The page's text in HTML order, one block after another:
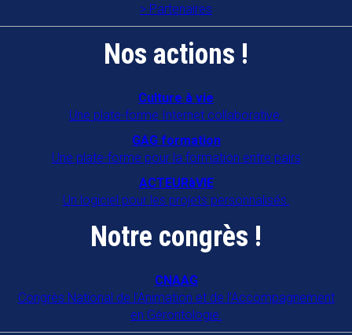
Partenaires
Nos actions !
Culture à vie
Une plate-forme Internet collaborative.
GAG formation
Une plate-forme pour la formation entre pairs
ACTEURàVIE
Un logiciel pour les projets personnalisés.
Notre congrès !
CNAAG
Congrès National de l'Animation et de l'Accompagnement
en Gérontologie.